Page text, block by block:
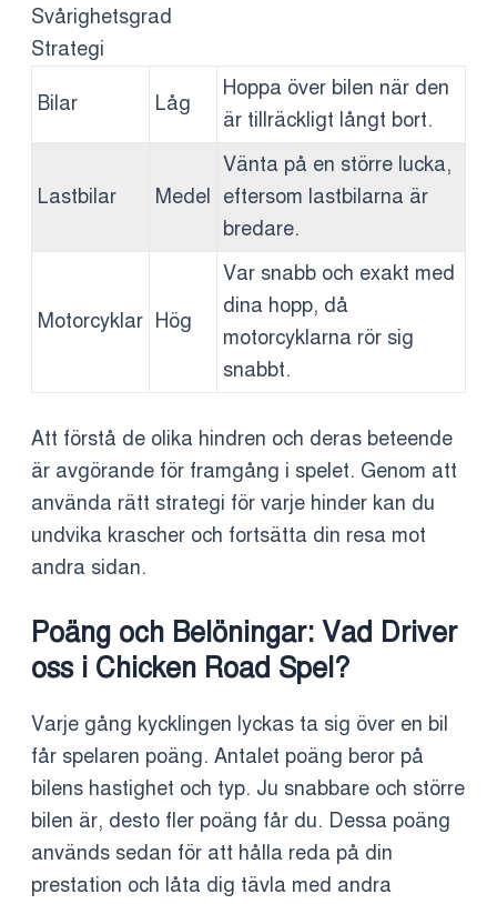
Svårighetsgrad
Strategi
Bilar Låg
Hoppa över bilen när den
är tillräckligt långt bort.
Lastbilar Medel
Vänta på en större lucka,
eftersom lastbilarna är
bredare.
Motorcyklar Hög
Var snabb och exakt med
dina hopp, då
motorcyklarna rör sig
snabbt.
Att förstå de olika hindren och deras beteende
är avgörande för framgång i spelet. Genom att
använda rätt strategi för varje hinder kan du
undvika krascher och fortsätta din resa mot
andra sidan.
Poäng och Belöningar: Vad Driver
oss i Chicken Road Spel?
Varje gång kycklingen lyckas ta sig över en bil
får spelaren poäng. Antalet poäng beror på
bilens hastighet och typ. Ju snabbare och större
bilen är, desto fler poäng får du. Dessa poäng
används sedan för att hålla reda på din
prestation och låta dig tävla med andra